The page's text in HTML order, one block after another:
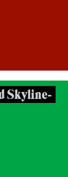
Skyline-